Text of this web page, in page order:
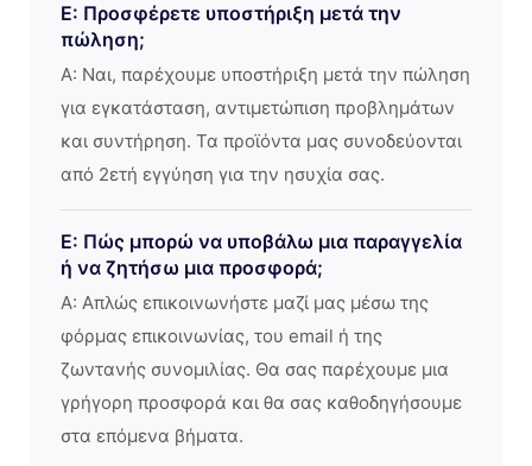
Ε: Προσφέρετε υποστήριξη μετά την
πώληση;
Α: Ναι, παρέχουμε υποστήριξη μετά την πώληση
για εγκατάσταση, αντιμετώπιση προβλημάτων
και συντήρηση. Τα προϊόντα μας συνοδεύονται
από 2ετή εγγύηση για την ησυχία σας.
Ε: Πώς μπορώ να υποβάλω μια παραγγελία
ή να ζητήσω μια προσφορά;
Α: Απλώς επικοινωνήστε μαζί μας μέσω της
φόρμας επικοινωνίας, του email ή της
ζωντανής συνομιλίας. Θα σας παρέχουμε μια
γρήγορη προσφορά και θα σας καθοδηγήσουμε
στα επόμενα βήματα.